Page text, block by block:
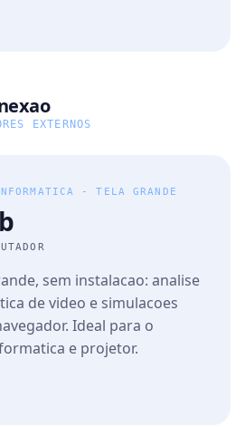
EXTERNOS
- TELA GRANDE
sem instalacao: analise
de video e simulacoes
Ideal para o
e projetor.